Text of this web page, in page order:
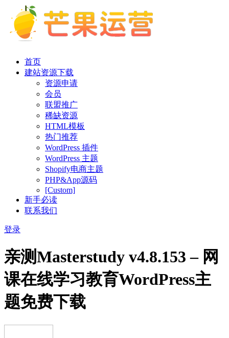
首页
建站资源下载
资源申请
会员
联盟推广
稀缺资源
HTML模板
热门推荐
WordPress 插件
WordPress 主题
Shopify电商主题
PHP&App源码
[Custom]
新手必读
联系我们
登录
亲测Masterstudy v4.8.153 – 网
课在线学习教育WordPress主
题免费下载